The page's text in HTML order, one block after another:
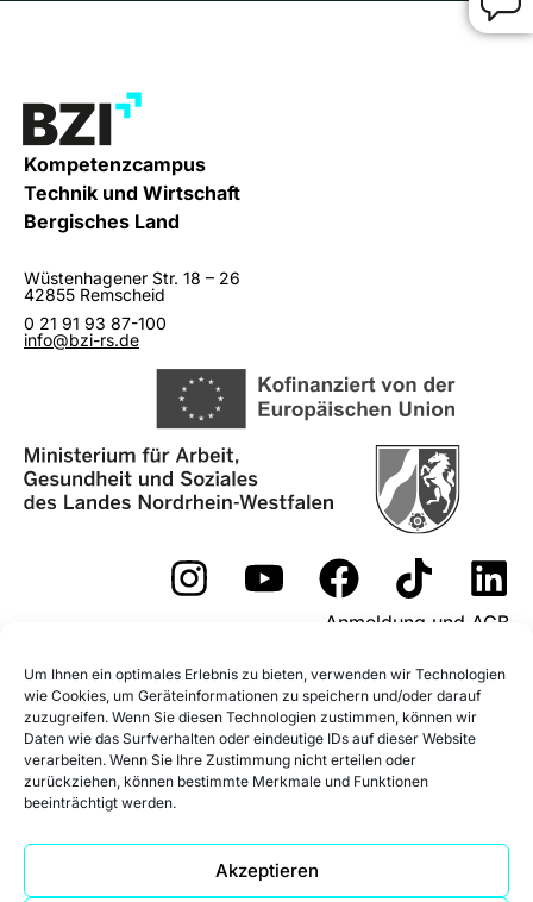
Um Ihnen ein optimales Erlebnis zu bieten, verwenden wir Technologien
wie Cookies, um Geräteinformationen zu speichern und/oder darauf
zuzugreifen. Wenn Sie diesen Technologien zustimmen, können wir
Daten wie das Surfverhalten oder eindeutige IDs auf dieser Website
verarbeiten. Wenn Sie Ihre Zustimmung nicht erteilen oder
zurückziehen, können bestimmte Merkmale und Funktionen
beeinträchtigt werden.
Akzeptieren
Kompetenzcampus
Technik und Wirtschaft
Bergisches Land
Wüstenhagener Str. 18 – 26
42855 Remscheid
0 21 91 93 87-100
info@bzi-rs.de
Anmeldung und AGB
Widerrufsformular
Fördermöglichkeiten
Impressum
Datenschutz
Datenschutz Social Media